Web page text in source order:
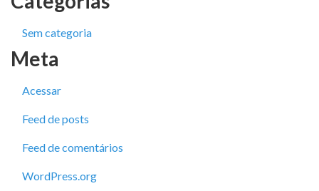
Sem categoria
Meta
Acessar
Feed de posts
Feed de comentários
WordPress.org